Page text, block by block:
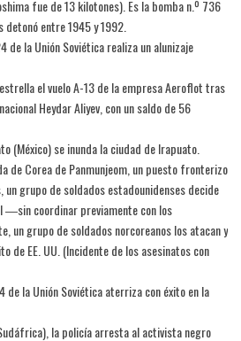
fue de 13 kilotones). Es la bomba n.º 736
detonó entre 1945 y 1992.
de la Unión Soviética realiza un alunizaje
el vuelo A-13 de la empresa Aeroflot tras
Heydar Aliyev, con un saldo de 56
(México) se inunda la ciudad de Irapuato.
de Corea de Panmunjeom, un puesto fronterizo
grupo de soldados estadounidenses decide
―sin coordinar previamente con los
un grupo de soldados norcoreanos los atacan y
de EE. UU. (Incidente de los asesinatos con
de la Unión Soviética aterriza con éxito en la
la policía arresta al activista negro